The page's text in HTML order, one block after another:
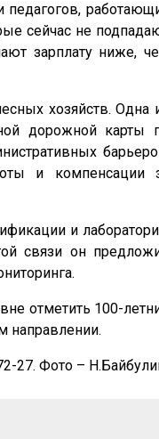
педагогов,
сейчас не
зарплату ниже,
хозяйств. Одна
дорожной карты
и компенсации
и
связи он
отметить 100-
направлении.
27. Фото –